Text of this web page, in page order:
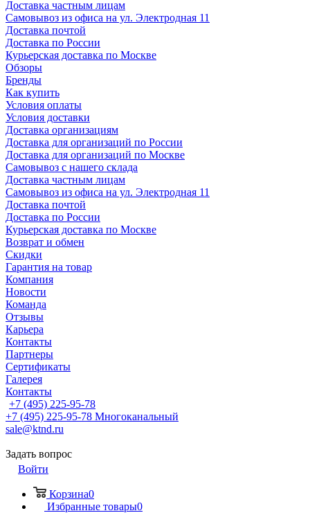
Доставка частным лицам
Самовывоз из офиса на ул. Электродная 11
Доставка почтой
Доставка по России
Курьерская доставка по Москве
Обзоры
Бренды
Как купить
Условия оплаты
Условия доставки
Доставка организациям
Доставка для организаций по России
Доставка для организаций по Москве
Самовывоз с нашего склада
Доставка частным лицам
Самовывоз из офиса на ул. Электродная 11
Доставка почтой
Доставка по России
Курьерская доставка по Москве
Возврат и обмен
Скидки
Гарантия на товар
Компания
Новости
Команда
Отзывы
Карьера
Контакты
Партнеры
Сертификаты
Галерея
Контакты
+7 (495) 225-95-78
+7 (495) 225-95-78 Многоканальный
sale@ktnd.ru
Задать вопрос
Войти
Корзина0
Избранные товары0